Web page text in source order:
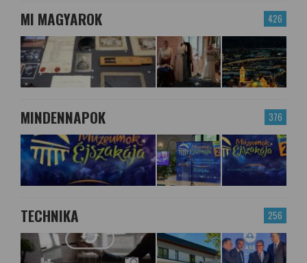
426
MI MAGYAROK
376
MINDENNAPOK
256
TECHNIKA